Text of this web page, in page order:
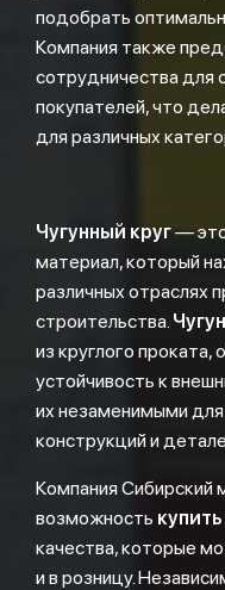
подобрать
Компания также
сотрудничества для
покупателей, что
для различных
Чугунный круг—
материал, который
различных отраслях
строительства.
из круглого
устойчивость к
их незаменимыми
конструкций и
Компания Сибирский
возможность
качества, которые
и в розницу.